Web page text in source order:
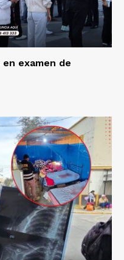
examen de